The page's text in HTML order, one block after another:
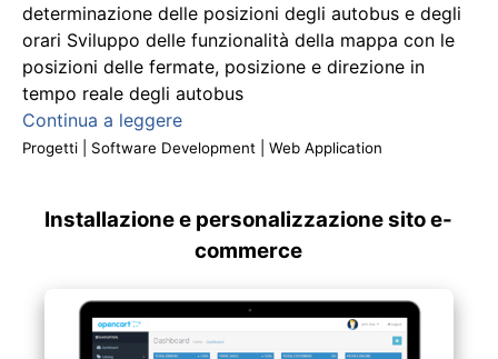
determinazione delle posizioni degli autobus e degli
orari Sviluppo delle funzionalità della mappa con le
posizioni delle fermate, posizione e direzione in
tempo reale degli autobus
Continua a leggere
Progetti Software Development Web Application
Installazione e personalizzazione sito e-
commerce